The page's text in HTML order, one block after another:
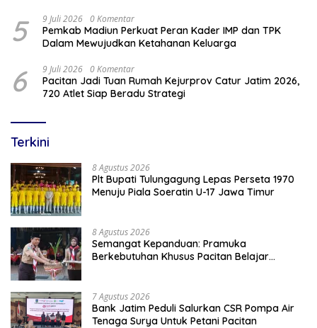
5 9 Juli 2026 0 Komentar
Pemkab Madiun Perkuat Peran Kader IMP dan TPK
Dalam Mewujudkan Ketahanan Keluarga
6 9 Juli 2026 0 Komentar
Pacitan Jadi Tuan Rumah Kejurprov Catur Jatim 2026,
720 Atlet Siap Beradu Strategi
Terkini
8 Agustus 2026
Plt Bupati Tulungagung Lepas Perseta 1970
Menuju Piala Soeratin U-17 Jawa Timur
8 Agustus 2026
Semangat Kepanduan: Pramuka
Berkebutuhan Khusus Pacitan Belajar
7 Agustus 2026
Bank Jatim Peduli Salurkan CSR Pompa Air
Tenaga Surya Untuk Petani Pacitan